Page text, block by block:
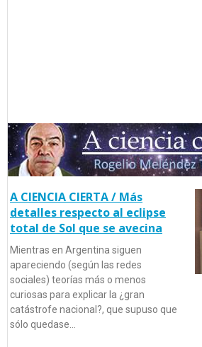
A CIENCIA CIERTA / Más
detalles respecto al eclipse
total de Sol que se avecina
Mientras en Argentina siguen
apareciendo (según las redes
sociales) teorías más o menos
curiosas para explicar la ¿gran
catástrofe nacional?, que supuso que
sólo quedase…